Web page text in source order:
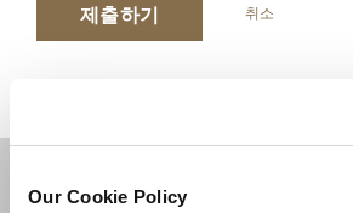
Our Cookie Policy
제출하기 취소
적지